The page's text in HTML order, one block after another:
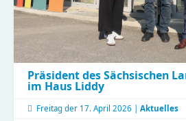
Präsident des Sächsischen
im Haus Liddy
Freitag der 17. April 2026 | Aktuelles